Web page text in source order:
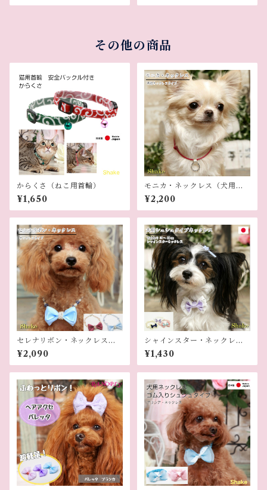
その他の商品
からくさ（ねこ用首輪）
¥1,650
モニカ・ネックレス（犬用革
紐ネックレス）
¥2,200
セレナリボン・ネックレス
（犬用ネックレス）
¥2,090
シャインスター・ネックレス
（犬用ネックレス）
¥1,430